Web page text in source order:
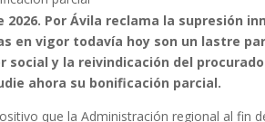
2026. Por Ávila reclama la supresión
en vigor todavía hoy son un lastre
social y la reivindicación del
ahora su bonificación parcial.
que la Administración regional al